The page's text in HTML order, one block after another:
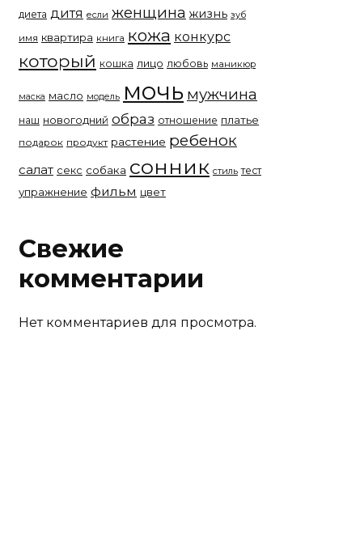
диета дитя если женщина жизнь зуб
имя квартира книга кожа конкурс
который кошка лицо любовь маникюр
маска масло модель мочь мужчина
наш новогодний образ отношение платье
подарок продукт растение ребенок
салат секс собака сонник стиль тест
упражнение фильм цвет
Свежие
комментарии
Нет комментариев для просмотра.